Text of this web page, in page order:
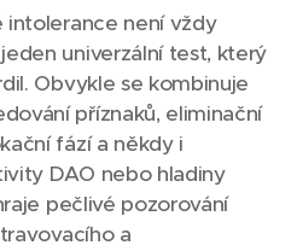
intolerance není vždy
univerzální test, který
Obvykle se kombinuje
příznaků, eliminační
fází a někdy i
DAO nebo hladiny
pečlivé pozorování
a